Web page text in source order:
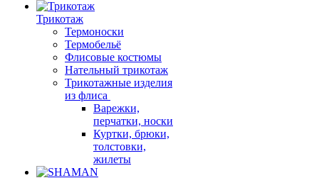
Трикотаж
Термоноски
Термобельё
Флисовые костюмы
Нательный трикотаж
Трикотажные изделия
из флиса
Варежки,
перчатки, носки
Куртки, брюки,
толстовки,
жилеты